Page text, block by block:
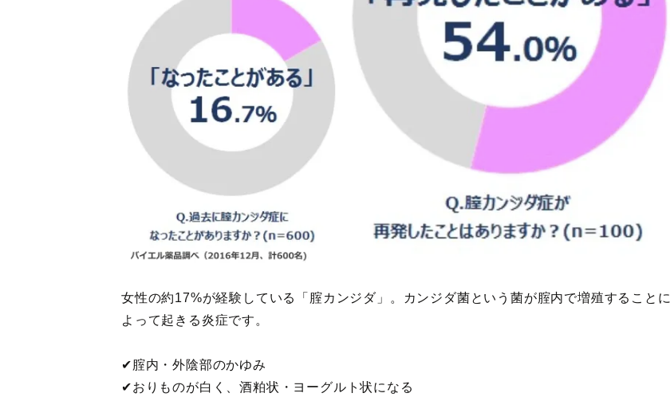
女性の約17%が経験している「腟カンジダ」。カンジダ菌という菌が腟内で増殖することに
よって起きる炎症です。
✔︎腟内・外陰部のかゆみ
✔︎おりものが白く、酒粕状・ヨーグルト状になる